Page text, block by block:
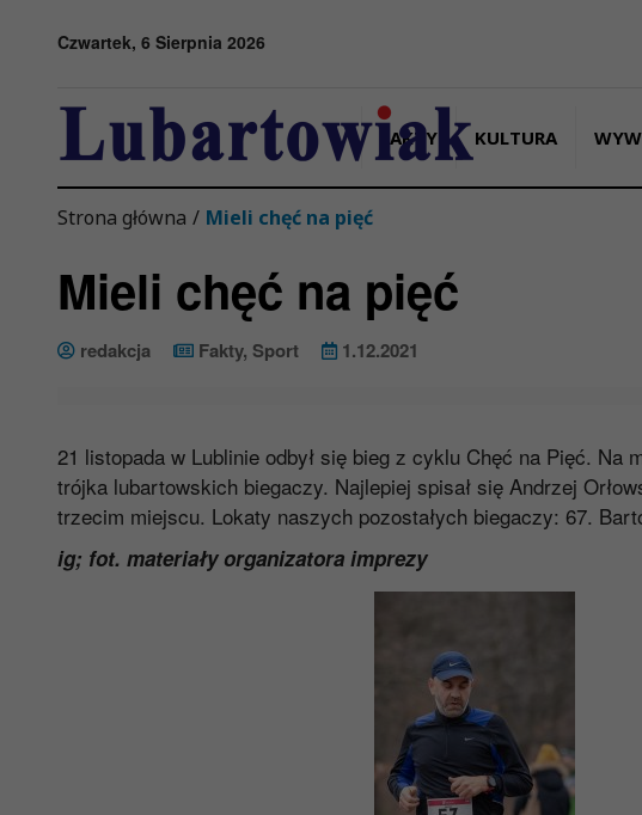
Czwartek, 6 Sierpnia 2026
FAKTY KULTURA
Strona główna / Mieli chęć na pięć
Mieli chęć na pięć
redakcja Fakty, Sport 1.12.2021
21 listopada w Lublinie odbył się bieg z cyklu Chęć na Pięć. Na
trójka lubartowskich biegaczy. Najlepiej spisał się Andrzej
trzecim miejscu. Lokaty naszych pozostałych biegaczy: 67.
ig; fot. materiały organizatora imprezy